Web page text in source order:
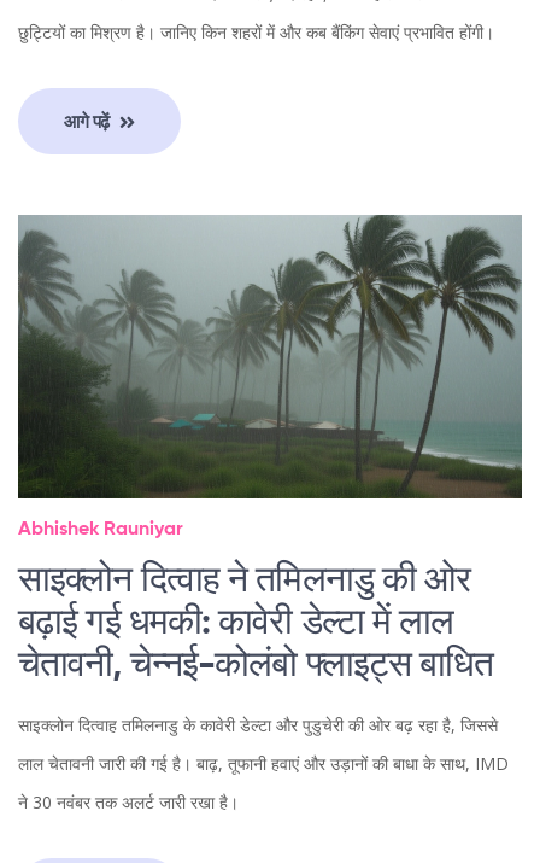
छुट्टियों का मिश्रण है। जानिए किन शहरों में और कब बैंकिंग सेवाएं प्रभावित होंगी।
आगे पढ़ें
Abhishek Rauniyar
साइक्लोन दित्वाह ने तमिलनाडु की ओर
बढ़ाई गई धमकी: कावेरी डेल्टा में लाल
चेतावनी, चेन्नई-कोलंबो फ्लाइट्स बाधित
साइक्लोन दित्वाह तमिलनाडु के कावेरी डेल्टा और पुडुचेरी की ओर बढ़ रहा है, जिससे
लाल चेतावनी जारी की गई है। बाढ़, तूफानी हवाएं और उड़ानों की बाधा के साथ, IMD
ने 30 नवंबर तक अलर्ट जारी रखा है।